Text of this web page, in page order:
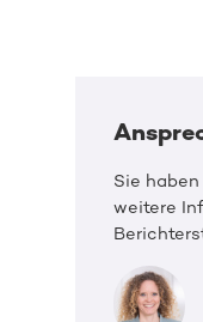
Sie
weitere